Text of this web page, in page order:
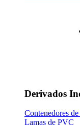
Derivados
Contenedores
Lamas de PVC